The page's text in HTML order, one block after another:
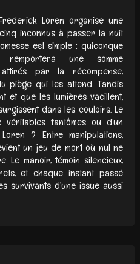
Loren organise une
inconnus à passer la nuit
est simple : quiconque
remportera une somme
par la récompense,
piège qui les attend. Tandis
et que les lumières vacillent,
dans les couloirs. Le
véritables fantômes ou d’un
? Entre manipulations,
un jeu de mort où nul ne
Le manoir, témoin silencieux,
et chaque instant passé
survivants d’une issue aussi